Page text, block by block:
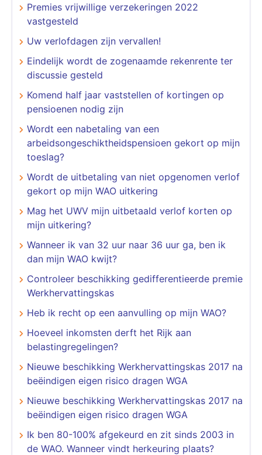
Premies vrijwillige verzekeringen 2022
vastgesteld
Uw verlofdagen zijn vervallen!
Eindelijk wordt de zogenaamde rekenrente ter
discussie gesteld
Komend half jaar vaststellen of kortingen op
pensioenen nodig zijn
Wordt een nabetaling van een
arbeidsongeschiktheidspensioen gekort op mijn
toeslag?
Wordt de uitbetaling van niet opgenomen verlof
gekort op mijn WAO uitkering
Mag het UWV mijn uitbetaald verlof korten op
mijn uitkering?
Wanneer ik van 32 uur naar 36 uur ga, ben ik
dan mijn WAO kwijt?
Controleer beschikking gedifferentieerde premie
Werkhervattingskas
Heb ik recht op een aanvulling op mijn WAO?
Hoeveel inkomsten derft het Rijk aan
belastingregelingen?
Nieuwe beschikking Werkhervattingskas 2017 na
beëindigen eigen risico dragen WGA
Nieuwe beschikking Werkhervattingskas 2017 na
beëindigen eigen risico dragen WGA
Ik ben 80-100% afgekeurd en zit sinds 2003 in
de WAO. Wanneer vindt herkeuring plaats?